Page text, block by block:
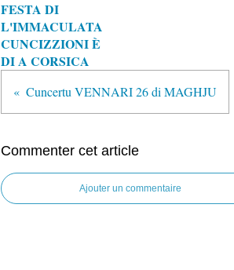
FESTA DI
L'IMMACULATA
CUNCIZZIONI È
DI A CORSICA
Cuncertu VENNARI 26 di MAGHJU
Commenter cet article
Ajouter un commentaire